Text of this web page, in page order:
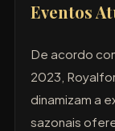
Eventos
De acordo
2023,
dinamizam a
sazonais